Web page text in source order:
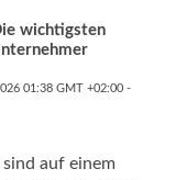
wichtigsten
01:38 GMT +02:00 -
sind auf einem